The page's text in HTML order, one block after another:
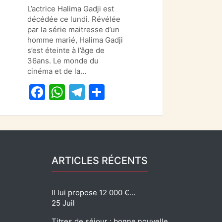
c
e
b
o
o
k
at
s
A
p
p
e
gr
a
m
ta
g
er
L’actrice Halima Gadji est
décédée ce lundi. Révélée
par la série maitresse d’un
homme marié, Halima Gadji
s’est éteinte à l’âge de
36ans. Le monde du
cinéma et de la…
F
b
o
o
k
W
A
p
p
T
a
m
er
ARTICLES RÉCENTS
Il lui propose 12 000 €…
25 Juil